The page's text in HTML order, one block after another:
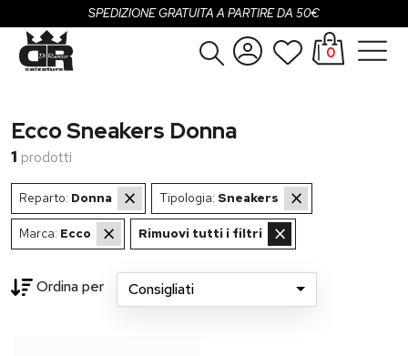
SPEDIZIONE GRATUITA A PARTIRE DA 50€
Uomo
Bambina
Bambino
Registrati
0
Ecco Sneakers Donna
1 prodotti
Reparto: Donna × Tipologia: Sneakers ×
Marca: Ecco × Rimuovi tutti i filtri ×
Ordina per Consigliati